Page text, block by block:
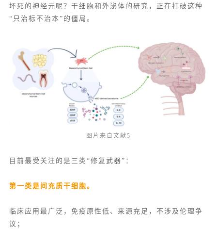
坏死的神经元呢？干细胞和外泌体的研究，正在打破这种
“只治标不治本”的僵局。
图片来自文献5
目前最受关注的是三类“修复武器”：
第一类是间充质干细胞。
临床应用最广泛，免疫原性低、来源充足，不涉及伦理争
议；